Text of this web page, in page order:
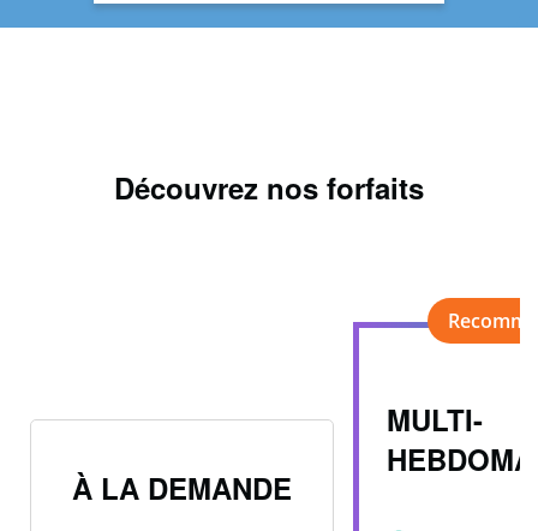
Découvrez nos forfaits
MULTI-
À LA DEMANDE